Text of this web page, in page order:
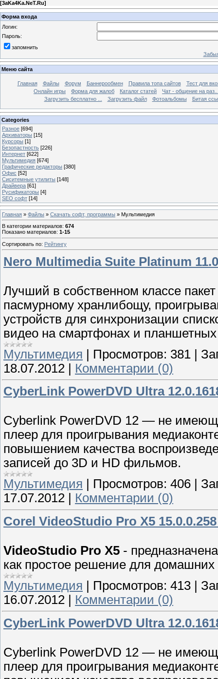
[3aKa4Ka.NeT.Ru]
Форма входа
Логин:
Пароль:
запомнить
Меню сайта
Главная Файлы Форум Баннерообмен Правила топа сайтов
Тест для
Онлайн игры
Форма для жалоб Каталог статей
Чат - общение на
Загрузить бесплатно ...
Загрузить файл Фотоальбомы Битая
Categories
Разное [694]
Архиваторы [15]
Курсоры [1]
Безопастность [226]
Интернет [622]
Мультимедия [674]
Графические редакторы [380]
Офис [52]
Сиситемные утилиты [148]
Драйвера [61]
Русификаторы [4]
SEO софт [14]
Главная » Файлы » Скачать софт, программы » Мультимедия
В категории материалов: 674
Показано материалов: 1-15
Сортировать по: Рейтингу
Nero Multimedia Suite Platinum
Лучший в собственном классе
пасмурному хранлибощу,
устройств для синхронизации
видео на смартфонах и
Мультимедия | Просмотров: 381 |
18.07.2012 | Комментарии (0)
CyberLink PowerDVD Ultra
Cyberlink PowerDVD 12 — не
плеер для проигрывания
повышением качества
записей до 3D и HD фильмов.
Мультимедия
Просмотров: 406
17.07.2012
Комментарии (0)
Corel VideoStudio Pro X5
VideoStudio Pro X5 -
как простое решение для домашних
Мультимедия
Просмотров: 413
16.07.2012
Комментарии (0)
CyberLink PowerDVD Ultra
Cyberlink PowerDVD 12 — не
плеер для проигрывания